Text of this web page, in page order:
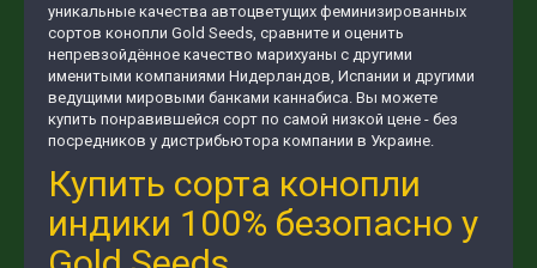
уникальные качества автоцветущих феминизированных
сортов конопли Gold Seeds, сравните и оценить
непревзойдённое качество марихуаны с другими
именитыми компаниями Нидерландов, Испании и другими
ведущими мировыми банками каннабиса. Вы можете
купить понравившейся сорт по самой низкой цене - без
посредников у дистрибьютора компании в Украине.
Купить сорта конопли
индики 100% безопасно у